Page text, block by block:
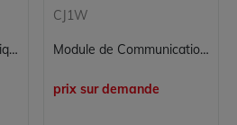
Module d entree analogique universelle OMRON CJ1W-AD04U 4 voies isolees pour automate CJ
CJ1W
Module de Communication Réseau Coupleur OMRON CJ1W-SCU31-V1
prix sur demande